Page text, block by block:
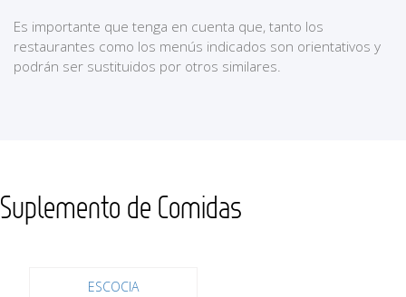
Es importante que tenga en cuenta que, tanto los
restaurantes como los menús indicados son orientativos y
podrán ser sustituidos por otros similares.
Suplemento de Comidas
ESCOCIA